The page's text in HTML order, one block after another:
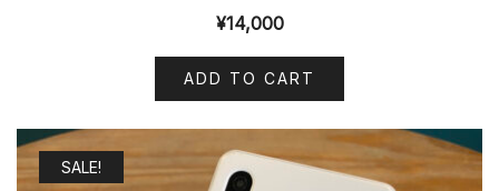
¥14,000
ADD TO CART
SALE!